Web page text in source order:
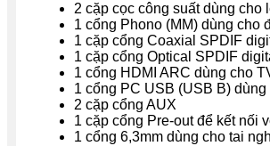
2 cặp cọc công suất dùng cho
1 cổng Phono (MM) dùng cho
1 cặp cổng Coaxial SPDIF
1 cặp cổng Optical SPDIF
1 cổng HDMI ARC dùng cho
1 cổng PC USB (USB B) dùng
2 cặp cổng AUX
1 cặp cổng Pre-out để kết nối
1 cổng 6,3mm dùng cho tai